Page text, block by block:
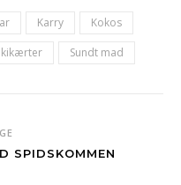
Karry
Kokos
kikærter Sundt mad
SPIDSKOMMEN